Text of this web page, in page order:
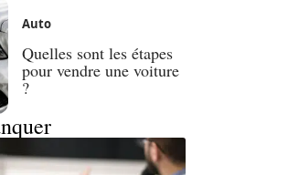
Auto
Quelles sont les étapes
pour vendre une voiture
?